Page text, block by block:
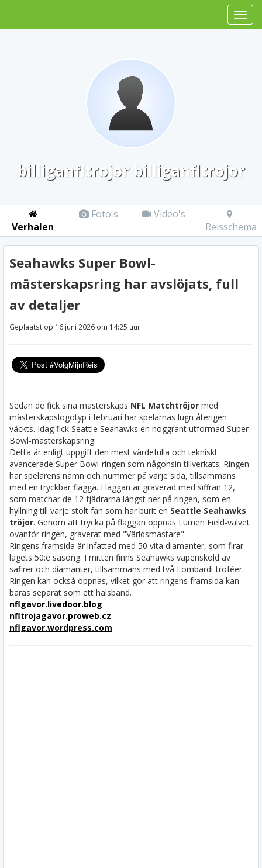
billiganfltrojor billiganfltrojor
Verhalen
Foto's
Video's
Reisschema
Seahawks Super Bowl-
mästerskapsring har avslöjats, full
av detaljer
Geplaatst op 16 juni 2026 om 14:25 uur
Sedan de fick sina mästerskaps NFL Matchtröjor med
mästerskapslogotyp i februari har spelarnas lugn återigen
väckts. Idag fick Seattle Seahawks en noggrant utformad Super
Bowl-mästerskapsring.
Detta är enligt uppgift den mest värdefulla och tekniskt
avancerade Super Bowl-ringen som någonsin tillverkats. Ringen
har spelarens namn och nummer på varje sida, tillsammans
med en tryckbar flagga. Flaggan är graverad med siffran 12,
som matchar de 12 fjädrarna längst ner på ringen, som en
hyllning till varje stolt fan som har burit en Seattle Seahawks
tröjor. Genom att trycka på flaggan öppnas Lumen Field-valvet
ovanför ringen, graverat med "Världsmästare".
Ringens framsida är infattad med 50 vita diamanter, som firar
lagets 50:e säsong. I mitten finns Seahawks vapensköld av
safirer och diamanter, tillsammans med två Lombardi-troféer.
Ringen kan också öppnas, vilket gör att ringens framsida kan
bäras separat som ett halsband.
nflgavor.livedoor.blog
nfltrojagavor.proweb.cz
nflgavor.wordpress.com